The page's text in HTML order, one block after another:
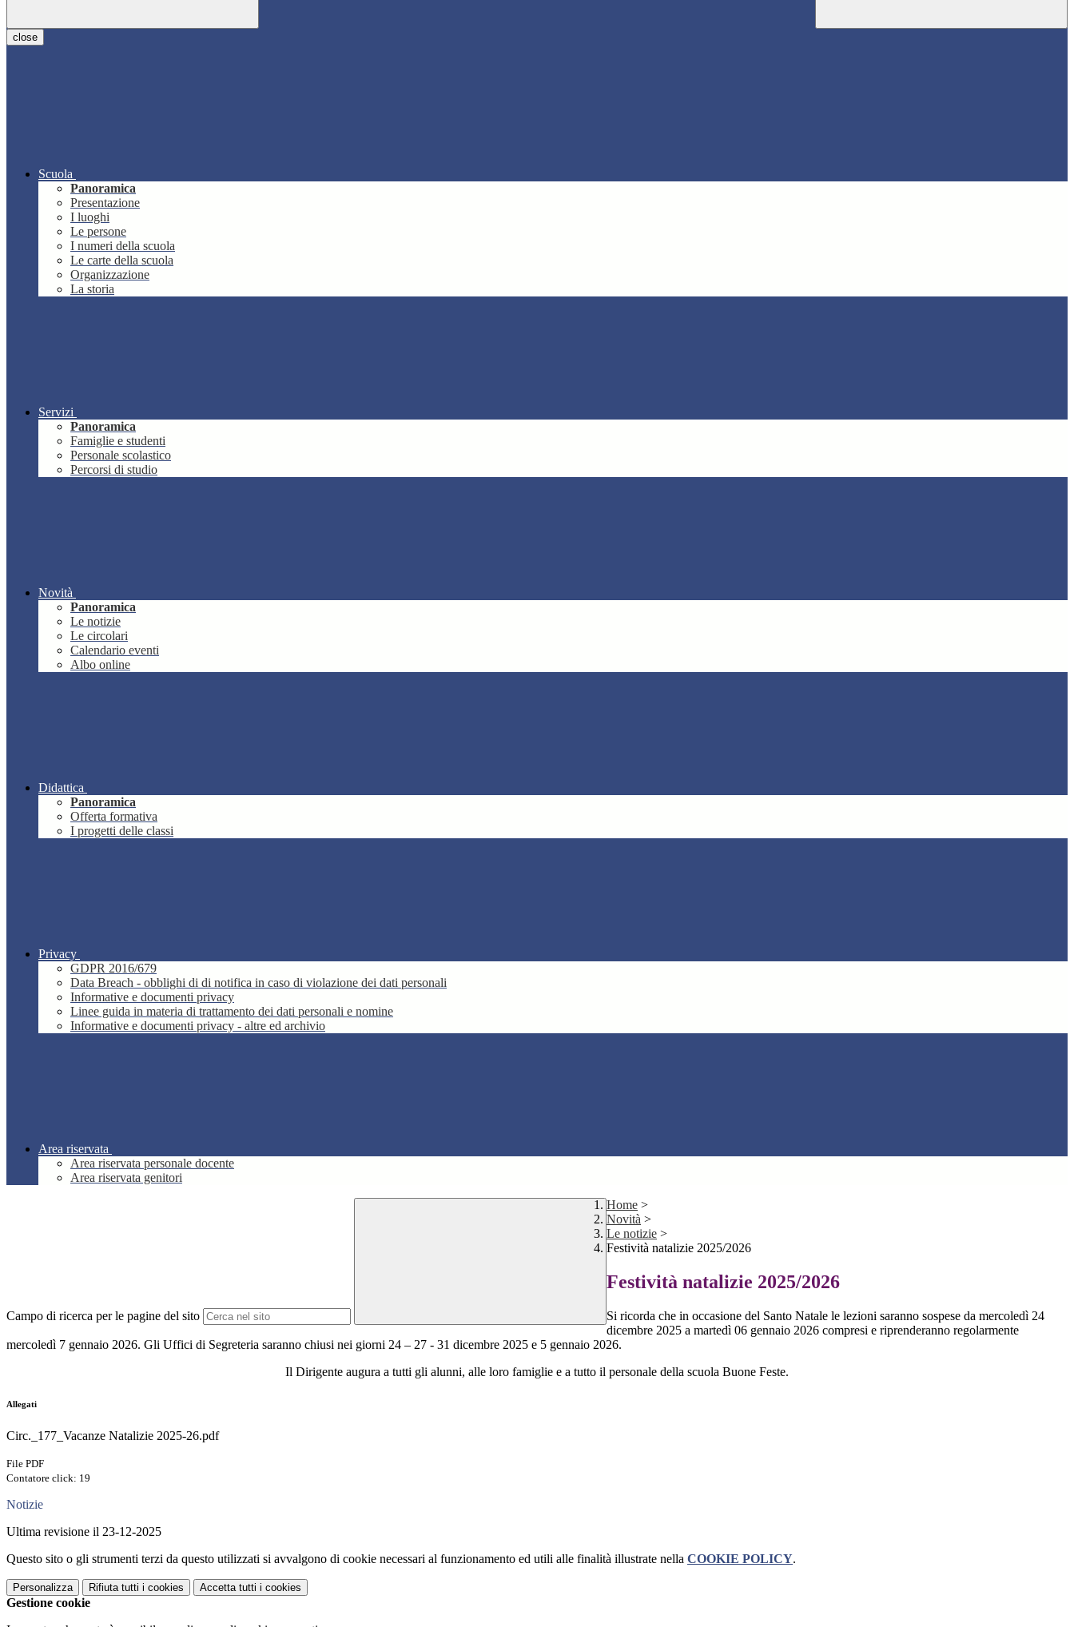
close
Scuola
Panoramica
Presentazione
I luoghi
Le persone
I numeri della scuola
Le carte della scuola
Organizzazione
La storia
Servizi
Panoramica
Famiglie e studenti
Personale scolastico
Percorsi di studio
Novità
Panoramica
Le notizie
Le circolari
Calendario eventi
Albo online
Didattica
Panoramica
Offerta formativa
I progetti delle classi
Privacy
GDPR 2016/679
Data Breach - obblighi di di notifica in caso di violazione dei dati personali
Informative e documenti privacy
Linee guida in materia di trattamento dei dati personali e nomine
Informative e documenti privacy - altre ed archivio
Area riservata
Area riservata personale docente
Area riservata genitori
Campo di ricerca per le pagine del sito
Home >
Novità >
Le notizie >
Festività natalizie 2025/2026
Festività natalizie 2025/2026
Si ricorda che in occasione del Santo Natale le lezioni saranno sospese da mercoledì 24
dicembre 2025 a martedì 06 gennaio 2026 compresi e riprenderanno regolarmente
mercoledì 7 gennaio 2026. Gli Uffici di Segreteria saranno chiusi nei giorni 24 – 27 - 31 dicembre 2025 e 5 gennaio 2026.
Il Dirigente augura a tutti gli alunni, alle loro famiglie e a tutto il personale della scuola Buone Feste.
Allegati
Circ._177_Vacanze Natalizie 2025-26.pdf
File PDF
Contatore click: 19
Notizie
Ultima revisione il 23-12-2025
Questo sito o gli strumenti terzi da questo utilizzati si avvalgono di cookie necessari al funzionamento ed utili alle finalità illustrate nella COOKIE POLICY.
Personalizza Rifiuta tutti i cookies Accetta tutti i cookies
Gestione cookie